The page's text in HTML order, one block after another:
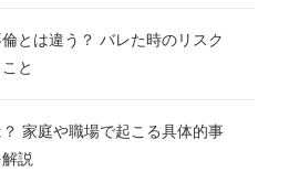
とは違う？ バレた時のリスク
と
家庭や職場で起こる具体的事
説